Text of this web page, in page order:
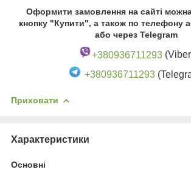
Оформити замовлення на сайті
кнопку "Купити", а також по телефону
або через Telegram
+380936711293
+380936711293
Приховати
Характеристики
Основні